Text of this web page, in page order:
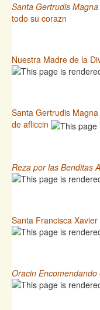
Santa Gertrudis Magna
todo su corazn
Nuestra Madre de la
Santa Gertrudis
de afliccin
Reza por las Benditas
Santa Francisca
Oracin Encomendando